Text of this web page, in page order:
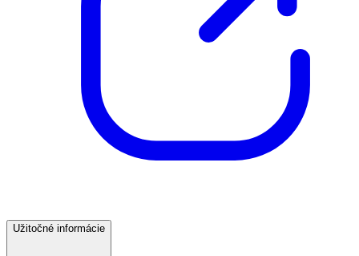
Užitočné informácie